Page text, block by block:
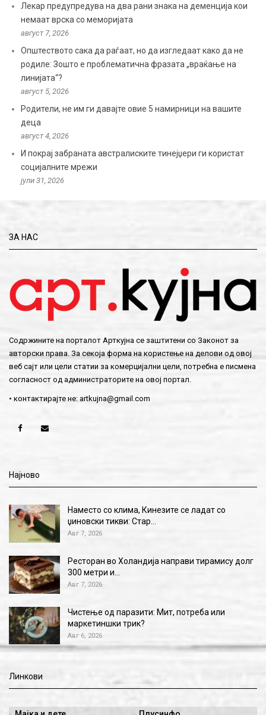
Лекар предупредува на два рани знака на деменција кои
немаат врска со меморијата
август 7, 2026
Општеството сака да раѓаат, но да изгледаат како да не
родиле: Зошто е проблематична фразата „враќање на
линијата“?
август 5, 2026
Родители, не им ги давајте овие 5 намирници на вашите
деца
август 4, 2026
И покрај забраната австралиските тинејџери ги користат
социјалните мрежи
јули 31, 2026
ЗА НАС
Содржините на порталот Арткујна се заштитени со Законот за
авторски права. За секоја форма на користење на делови од овој
веб сајт или цели статии за комерцијални цели, потребна е писмена
согласност од администраторите на овој портал.
• контактирајте не: artkujna@gmail.com
Најново
Наместо со клима, Кинезите се ладат со
џиновски тикви: Стар…
Авг 7, 2026
Ресторан во Холандија направи тирамису долг
300 метри и…
Авг 7, 2026
Чистење од паразити: Мит, потреба или
маркетиншки трик?
Авг 6, 2026
Линкови